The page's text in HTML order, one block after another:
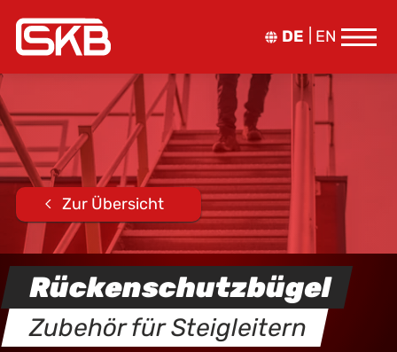
DE EN
Zur Übersicht
Rückenschutzbügel
Zubehör für Steigleitern